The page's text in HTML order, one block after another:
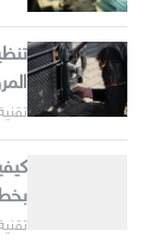
تقنية
تقنية